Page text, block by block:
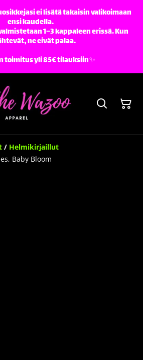
ei lisätä takaisin valikoimaan
ensi kaudella.
1–3 kappaleen erissä. Kun
ne eivät palaa.
toimitus yli 85€ tilauksiin✨️
/ Helmikirjaillut
Baby Bloom